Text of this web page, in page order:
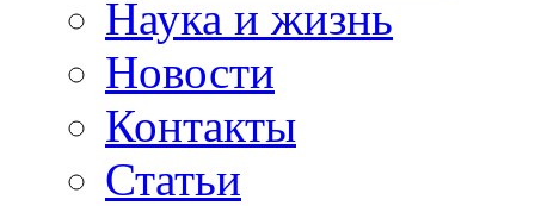
Наука и жизнь
Новости
Контакты
Статьи